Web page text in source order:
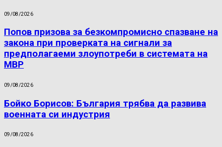
09/08/2026
Попов призова за безкомпромисно спазване на
закона при проверката на сигнали за
предполагаеми злоупотреби в системата на
МВР
09/08/2026
Бойко Борисов: България трябва да развива
военната си индустрия
09/08/2026